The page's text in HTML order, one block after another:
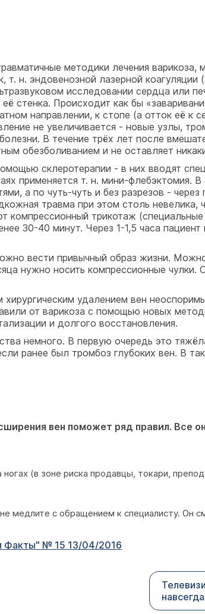
методики лечения
т. н. эндовенозной лазерной
исследовании сердца или
стенка. Происходит как бы
направлении, к стопе (а отток её
не увеличивается - новые узлы,
В течение трёх лет после
обезболиванием и не оставляет
склеротерапии - в них вводят
применяется т. н. мини-флебэктомия.
а по чуть-чуть и без разрезов -
травма при этом столь невелика,
компрессионный трикотаж
30-40 минут. Через 1-1,5 часа
вести привычный образ жизни.
нужно носить компрессионные чулки.
удалением вен
от варикоза с помощью новых
и долгого восстановления.
немного. В первую очередь это
ранее был тромбоз глубоких вен. В
вен поможет ряд правил. Все
(в зоне риска продавцы, токари,
медлите с обращением к специалисту. Он
Факты" № 15 13/04/2016